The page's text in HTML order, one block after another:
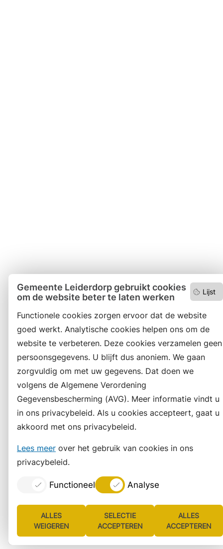
Lijst
Gemeente Leiderdorp gebruikt cookies
om de website beter te laten werken
Functionele cookies zorgen ervoor dat de website
goed werkt. Analytische cookies helpen ons om de
website te verbeteren. Deze cookies verzamelen geen
persoonsgegevens. U blijft dus anoniem. We gaan
zorgvuldig om met uw gegevens. Dat doen we
volgens de Algemene Verordening
Gegevensbescherming (AVG). Meer informatie vindt u
in ons privacybeleid. Als u cookies accepteert, gaat u
akkoord met ons privacybeleid.
Lees meer over het gebruik van cookies in ons
privacybeleid.
Functioneel Analyse
ALLES
WEIGEREN
SELECTIE
ACCEPTEREN
ALLES
ACCEPTEREN
LijstConsent